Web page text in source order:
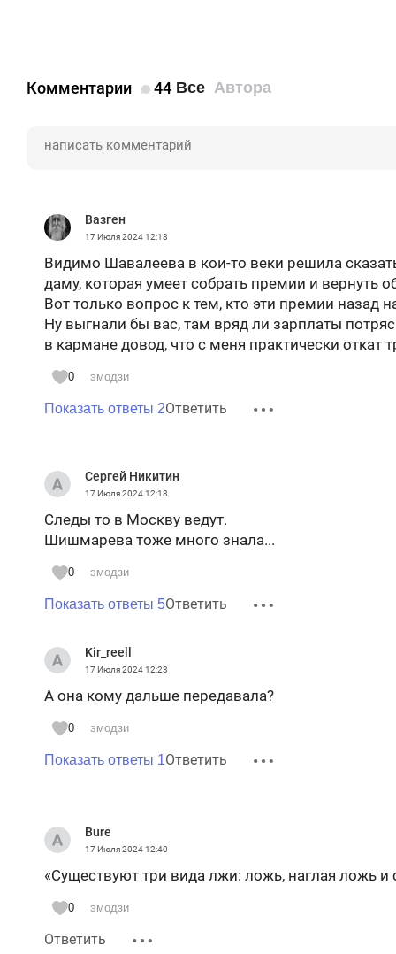
Комментарии 44 Все Автора
Вазген
17 Июля 202412:18
Видимо Шавалеева в кои-то веки решила
даму, которая умеет собрать премии и вернуть
Вот только вопрос к тем, кто эти премии назад
Ну выгнали бы вас, там вряд ли зарплаты
в кармане довод, что с меня практически откат
0 эмодзи
Показать ответы 2Ответить
Сергей Никитин
17 Июля 202412:18
Следы то в Москву ведут.
Шишмарева тоже много знала...
0 эмодзи
Показать ответы 5Ответить
Kir_reell
17 Июля 202412:23
А она кому дальше передавала?
0 эмодзи
Показать ответы 1Ответить
Bure
17 Июля 202412:40
«Существуют три вида лжи: ложь, наглая ложь и
0 эмодзи
Ответить